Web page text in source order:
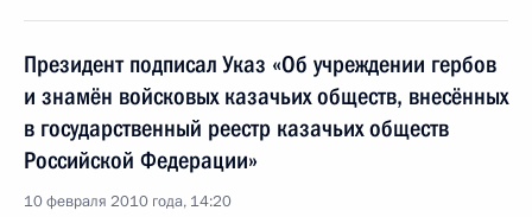
Президент подписал Указ «Об учреждении гербов
и знамён войсковых казачьих обществ, внесённых
в государственный реестр казачьих обществ
Российской Федерации»
10 февраля 2010 года, 14:20